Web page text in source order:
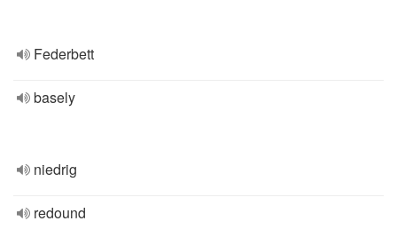
Federbett
basely
niedrig
redound